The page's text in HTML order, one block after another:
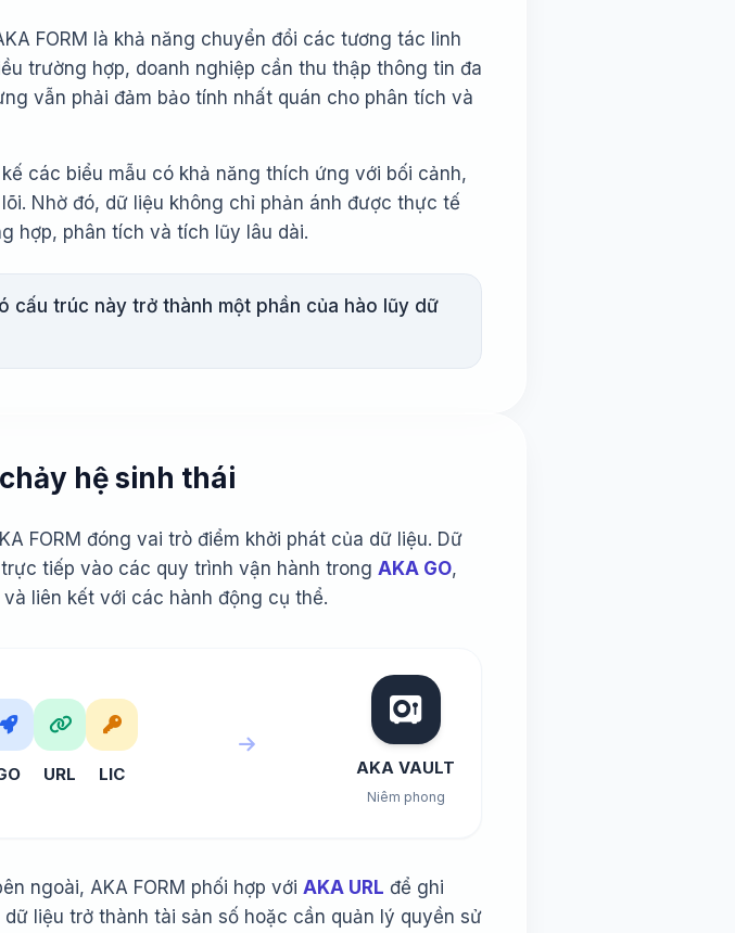
FORM là khả năng chuyển đổi các tương tác linh
trường hợp, doanh nghiệp cần thu thập thông tin đa
vẫn phải đảm bảo tính nhất quán cho phân tích và
các biểu mẫu có khả năng thích ứng với bối cảnh,
Nhờ đó, dữ liệu không chỉ phản ánh được thực tế
hợp, phân tích và tích lũy lâu dài.
cấu trúc này trở thành một phần của hào lũy dữ
hệ sinh thái
FORM đóng vai trò điểm khởi phát của dữ liệu. Dữ
tiếp vào các quy trình vận hành trong AKA GO,
liên kết với các hành động cụ thể.
URL LIC AKA VAULT
Niêm phong
ngoài, AKA FORM phối hợp với AKA URL để ghi
liệu trở thành tài sản số hoặc cần quản lý quyền sử